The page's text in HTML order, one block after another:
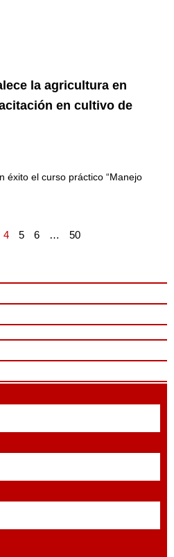
la agricultura en
en cultivo de
éxito el curso práctico “Manejo
4 5 6 … 50